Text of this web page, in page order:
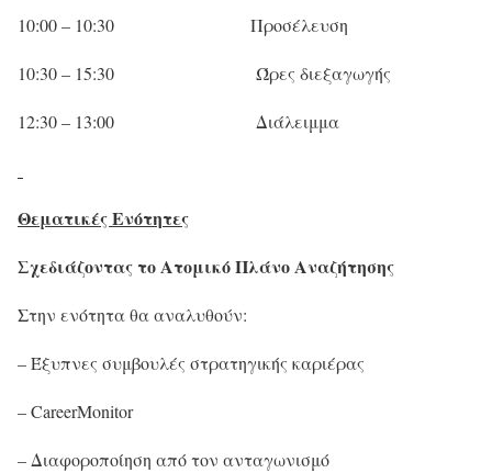
10:00 – 10:30 Προσέλευση
10:30 – 15:30 Ώρες διεξαγωγής
12:30 – 13:00 Διάλειμμα
Θεματικές Ενότητες
Σχεδιάζοντας το Ατομικό Πλάνο Αναζήτησης
Στην ενότητα θα αναλυθούν:
– Έξυπνες συμβουλές στρατηγικής καριέρας
– CareerMonitor
– Διαφοροποίηση από τον ανταγωνισμό